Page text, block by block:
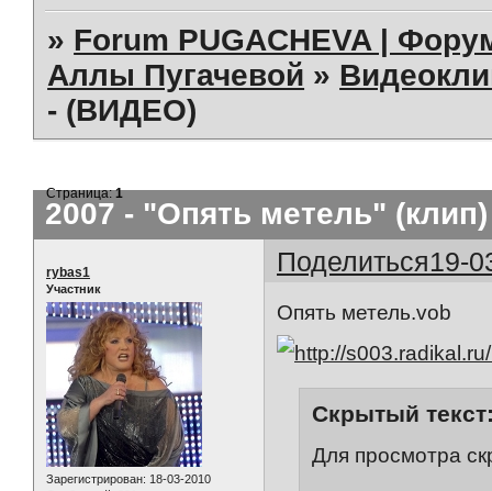
» Forum PUGACHEVA |
Аллы Пугачевой »
- (ВИДЕО)
2007 - "Опять метель"
Страница:1
Поделиться19-
rybas1
Участник
Зарегистрирован: 18-03-2010
Опять метель.vob
Скрытый
Для просмотра